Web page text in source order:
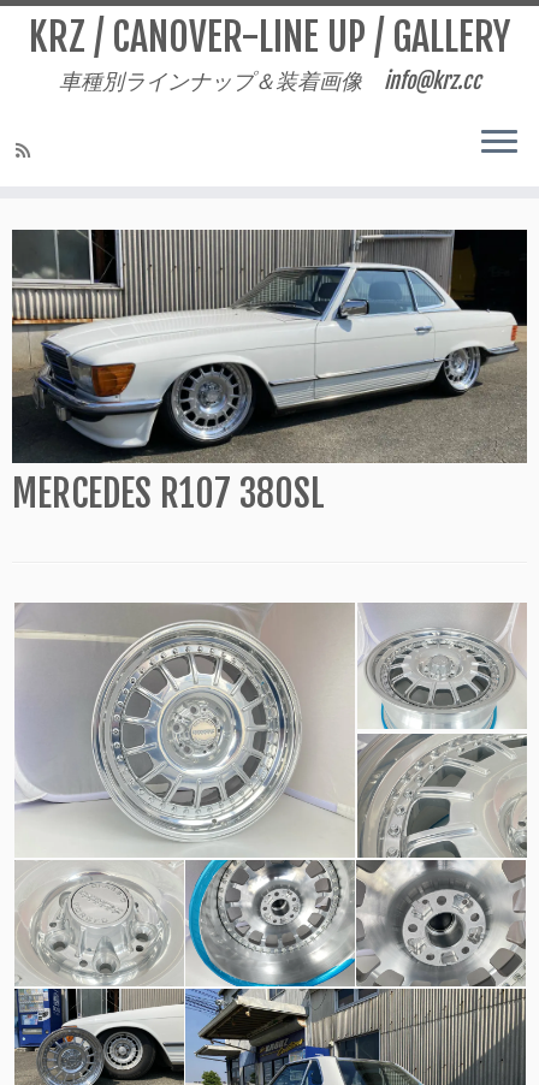
to
content
KRZ / CANOVER-LINE UP / GALLERY
車種別ラインナップ＆装着画像 info@krz.cc
MERCEDES R107 380SL